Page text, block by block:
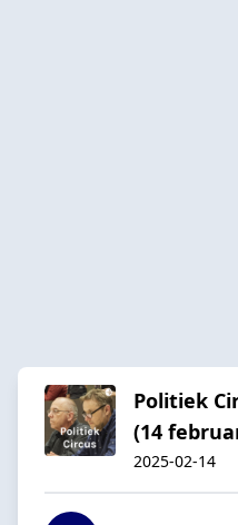
Politiek
(14
2025-02-14